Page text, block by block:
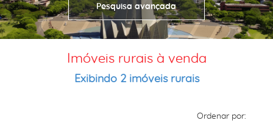
Pesquisa avançada
Imóveis rurais à venda
Exibindo 2 imóveis rurais
Ordenar por: